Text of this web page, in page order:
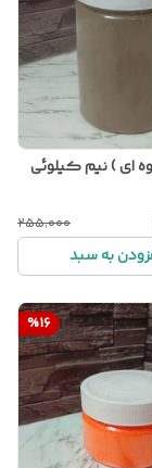
ای ) نیم کیلوئی
۲۵۵٬۰۰۰
به سبد
%16